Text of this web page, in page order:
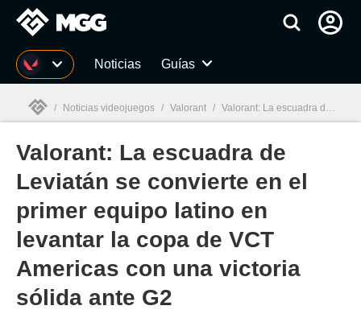
MGG Noticias Guías
MGG
/ Noticias videojuegos / Valorant / Valorant: La escuadra de Leviatán se convierte en el primer equipo latino en levantar la copa de VCT Americas con una victoria sólida ante G2
Valorant: La escuadra de
Leviatán se convierte en el
primer equipo latino en
levantar la copa de VCT
Americas con una victoria
sólida ante G2